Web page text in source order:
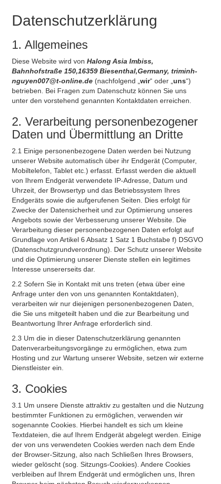
Datenschutzerklärung
1. Allgemeines
Diese Website wird von Halong Asia Imbiss,
Bahnhofstraße 150,16359 Biesenthal,Germany, triminh-
nguyen007@t-online.de (nachfolgend „ wir“ oder „ uns“)
betrieben. Bei Fragen zum Datenschutz können Sie uns
unter den vorstehend genannten Kontaktdaten erreichen.
2. Verarbeitung personenbezogener
Daten und Übermittlung an Dritte
2.1 Einige personenbezogene Daten werden bei Nutzung
unserer Website automatisch über ihr Endgerät (Computer,
Mobiltelefon, Tablet etc.) erfasst. Erfasst werden die aktuell
von Ihrem Endgerät verwendete IP-Adresse, Datum und
Uhrzeit, der Browsertyp und das Betriebssystem Ihres
Endgeräts sowie die aufgerufenen Seiten. Dies erfolgt für
Zwecke der Datensicherheit und zur Optimierung unseres
Angebots sowie der Verbesserung unserer Website. Die
Verarbeitung dieser personenbezogenen Daten erfolgt auf
Grundlage von Artikel 6 Absatz 1 Satz 1 Buchstabe f) DSGVO
(Datenschutzgrundverordnung). Der Schutz unserer Website
und die Optimierung unserer Dienste stellen ein legitimes
Interesse unsererseits dar.
2.2 Sofern Sie in Kontakt mit uns treten (etwa über eine
Anfrage unter den von uns genannten Kontaktdaten),
verarbeiten wir nur diejenigen personenbezogenen Daten,
die Sie uns mitgeteilt haben und die zur Bearbeitung und
Beantwortung Ihrer Anfrage erforderlich sind.
2.3 Um die in dieser Datenschutzerklärung genannten
Datenverarbeitungsvorgänge zu ermöglichen, etwa zum
Hosting und zur Wartung unserer Website, setzen wir externe
Dienstleister ein.
3. Cookies
3.1 Um unsere Dienste attraktiv zu gestalten und die Nutzung
bestimmter Funktionen zu ermöglichen, verwenden wir
sogenannte Cookies. Hierbei handelt es sich um kleine
Textdateien, die auf Ihrem Endgerät abgelegt werden. Einige
der von uns verwendeten Cookies werden nach dem Ende
der Browser-Sitzung, also nach Schließen Ihres Browsers,
wieder gelöscht (sog. Sitzungs-Cookies). Andere Cookies
verbleiben auf Ihrem Endgerät und ermöglichen uns, Ihren